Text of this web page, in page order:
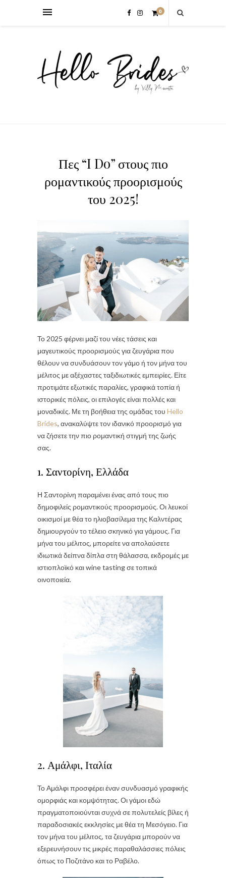
0
Πες “I Do” στους πιο
ρομαντικούς προορισμούς
του 2025!
Το 2025 φέρνει μαζί του νέες τάσεις και
μαγευτικούς προορισμούς για ζευγάρια που
θέλουν να συνδυάσουν τον γάμο ή τον μήνα του
μέλιτος με αξέχαστες ταξιδιωτικές εμπειρίες. Είτε
προτιμάτε εξωτικές παραλίες, γραφικά τοπία ή
ιστορικές πόλεις, οι επιλογές είναι πολλές και
μοναδικές. Με τη βοήθεια της ομάδας του Hello
Brides, ανακαλύψτε τον ιδανικό προορισμό για
να ζήσετε την πιο ρομαντική στιγμή της ζωής
σας.
1. Σαντορίνη, Ελλάδα
Η Σαντορίνη παραμένει ένας από τους πιο
δημοφιλείς ρομαντικούς προορισμούς. Οι λευκοί
οικισμοί με θέα το ηλιοβασίλεμα της Καλντέρας
δημιουργούν το τέλειο σκηνικό για γάμους. Για
μήνα του μέλιτος, μπορείτε να απολαύσετε
ιδιωτικά δείπνα δίπλα στη θάλασσα, εκδρομές με
ιστιοπλοϊκό και wine tasting σε τοπικά
οινοποιεία.
2. Αμάλφι, Ιταλία
Το Αμάλφι προσφέρει έναν συνδυασμό γραφικής
ομορφιάς και κομψότητας. Οι γάμοι εδώ
πραγματοποιούνται συχνά σε πολυτελείς βίλες ή
παραδοσιακές εκκλησίες με θέα τη Μεσόγειο. Για
τον μήνα του μέλιτος, τα ζευγάρια μπορούν να
εξερευνήσουν τις μικρές παραθαλάσσιες πόλεις
όπως το Ποζιτάνο και το Ραβέλο.